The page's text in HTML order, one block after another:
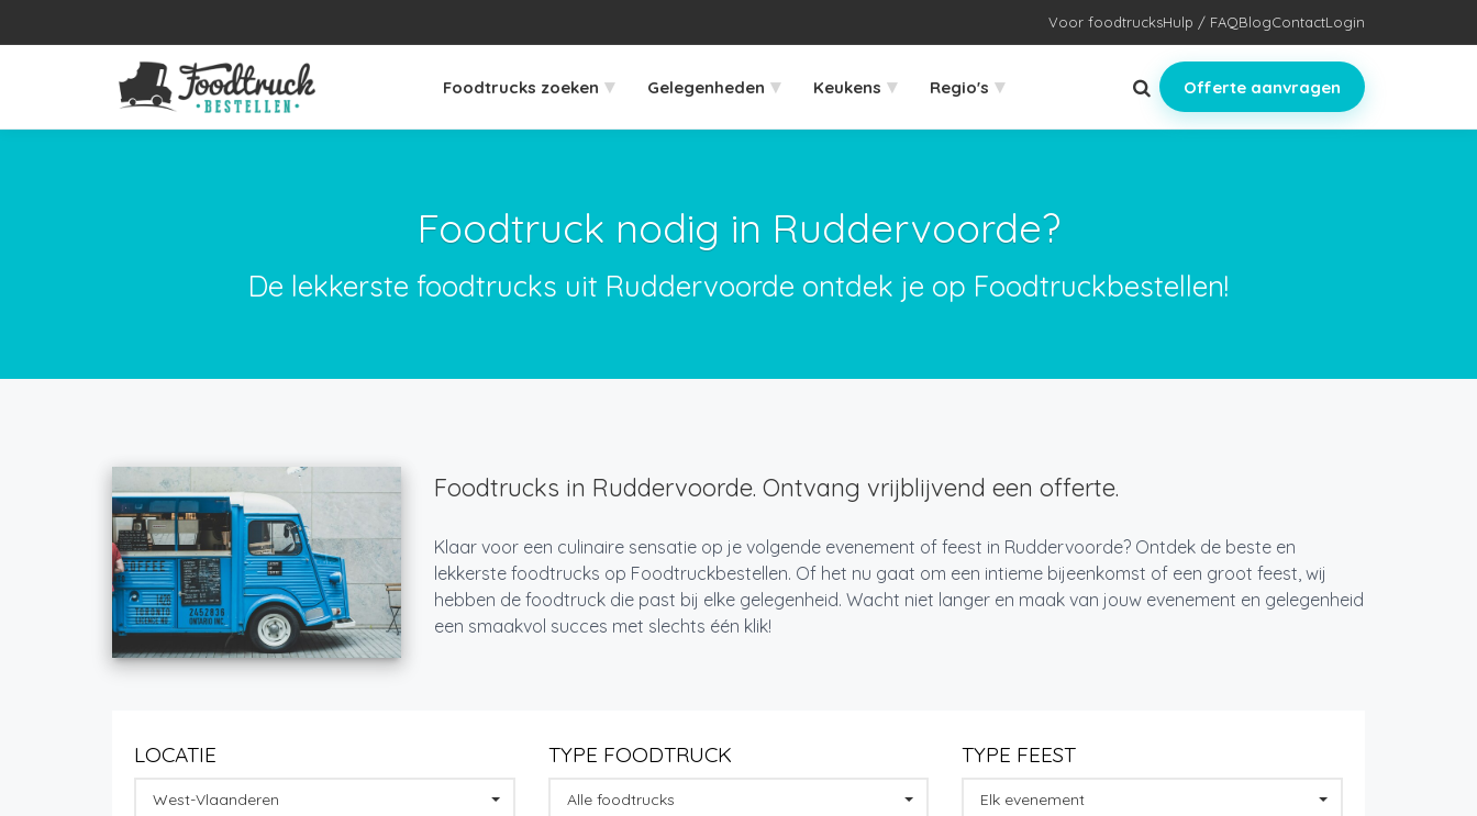
Voor foodtrucksHulp / FAQBlogContactLogin
Foodtrucks zoeken ▾ Gelegenheden ▾ Keukens ▾ Regio's ▾ Offerte aanvragen
Foodtruck nodig in Ruddervoorde?
De lekkerste foodtrucks uit Ruddervoorde ontdek je op Foodtruckbestellen!
Foodtrucks in Ruddervoorde. Ontvang vrijblijvend een offerte.
Klaar voor een culinaire sensatie op je volgende evenement of feest in Ruddervoorde? Ontdek de beste en
lekkerste foodtrucks op Foodtruckbestellen. Of het nu gaat om een intieme bijeenkomst of een groot feest, wij
hebben de foodtruck die past bij elke gelegenheid. Wacht niet langer en maak van jouw evenement en gelegenheid
een smaakvol succes met slechts één klik!
LOCATIE
West-Vlaanderen
TYPE FOODTRUCK
Alle foodtrucks
TYPE FEEST
Elk evenement